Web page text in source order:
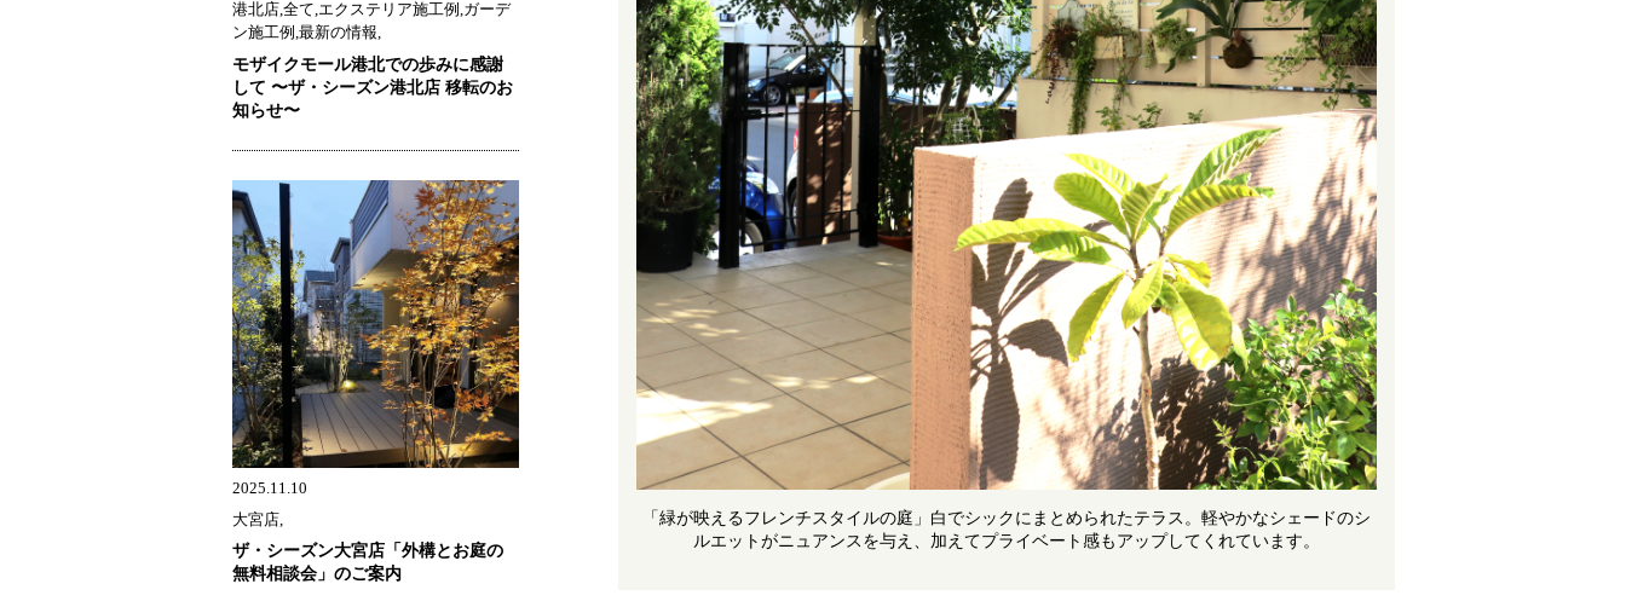
「緑が映えるフレンチスタイルの庭」白でシックにまとめられたテラス。軽やかなシェードのシ
ルエットがニュアンスを与え、加えてプライベート感もアップしてくれています。
港北店,全て,エクステリア施工例,ガーデ
ン施工例,最新の情報,
モザイクモール港北での歩みに感謝
して 〜ザ・シーズン港北店 移転のお
知らせ〜
2025.11.10
大宮店,
ザ・シーズン大宮店「外構とお庭の
無料相談会」のご案内